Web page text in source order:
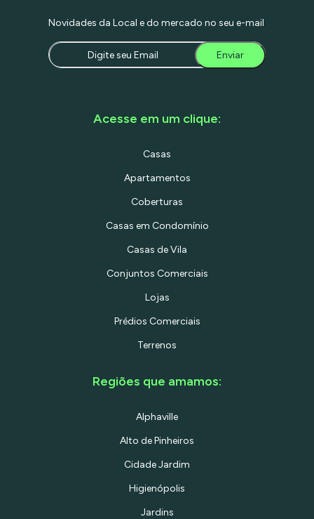
Praticidade Inteligente: A lavanderia fica
quartos, facilitando a rotina. Além disso,
este pavimento conta com um lavabo
exclusivo para as visitas, garantindo
verdadeiro ponto alto do imóvel: um
balcão, o ambiente transborda luz
Envidraçada: Toda moldada em vidro,
para a cidade. O horizonte de São Paulo
transforma a cozinha no coração da
reúnem. Área Externa Privativa: Uma
suspenso sob o céu aberto. Relaxe em
chuveirão nos dias quentes e desfrute de
e já está pronto para receber uma área
— o cenário ideal para ver o pôr do sol
um segundo lavabo, evitando que você
Real Vagas & Depósito: Raras 3 vagas de
depósitos privativos (espaço de sobra
Infraestrutura: Prédio moderno com
incomparável de uma portaria
coração de Pinheiros, o bairro mais
Novidades da Local e do mercado no seu e-mail
Enviar
Acesse em um clique:
Casas
Apartamentos
Coberturas
Casas em Condomínio
Casas de Vila
Conjuntos Comerciais
Lojas
Prédios Comerciais
Terrenos
Regiões que amamos:
Alphaville
Alto de Pinheiros
Cidade Jardim
Higienópolis
Jardins